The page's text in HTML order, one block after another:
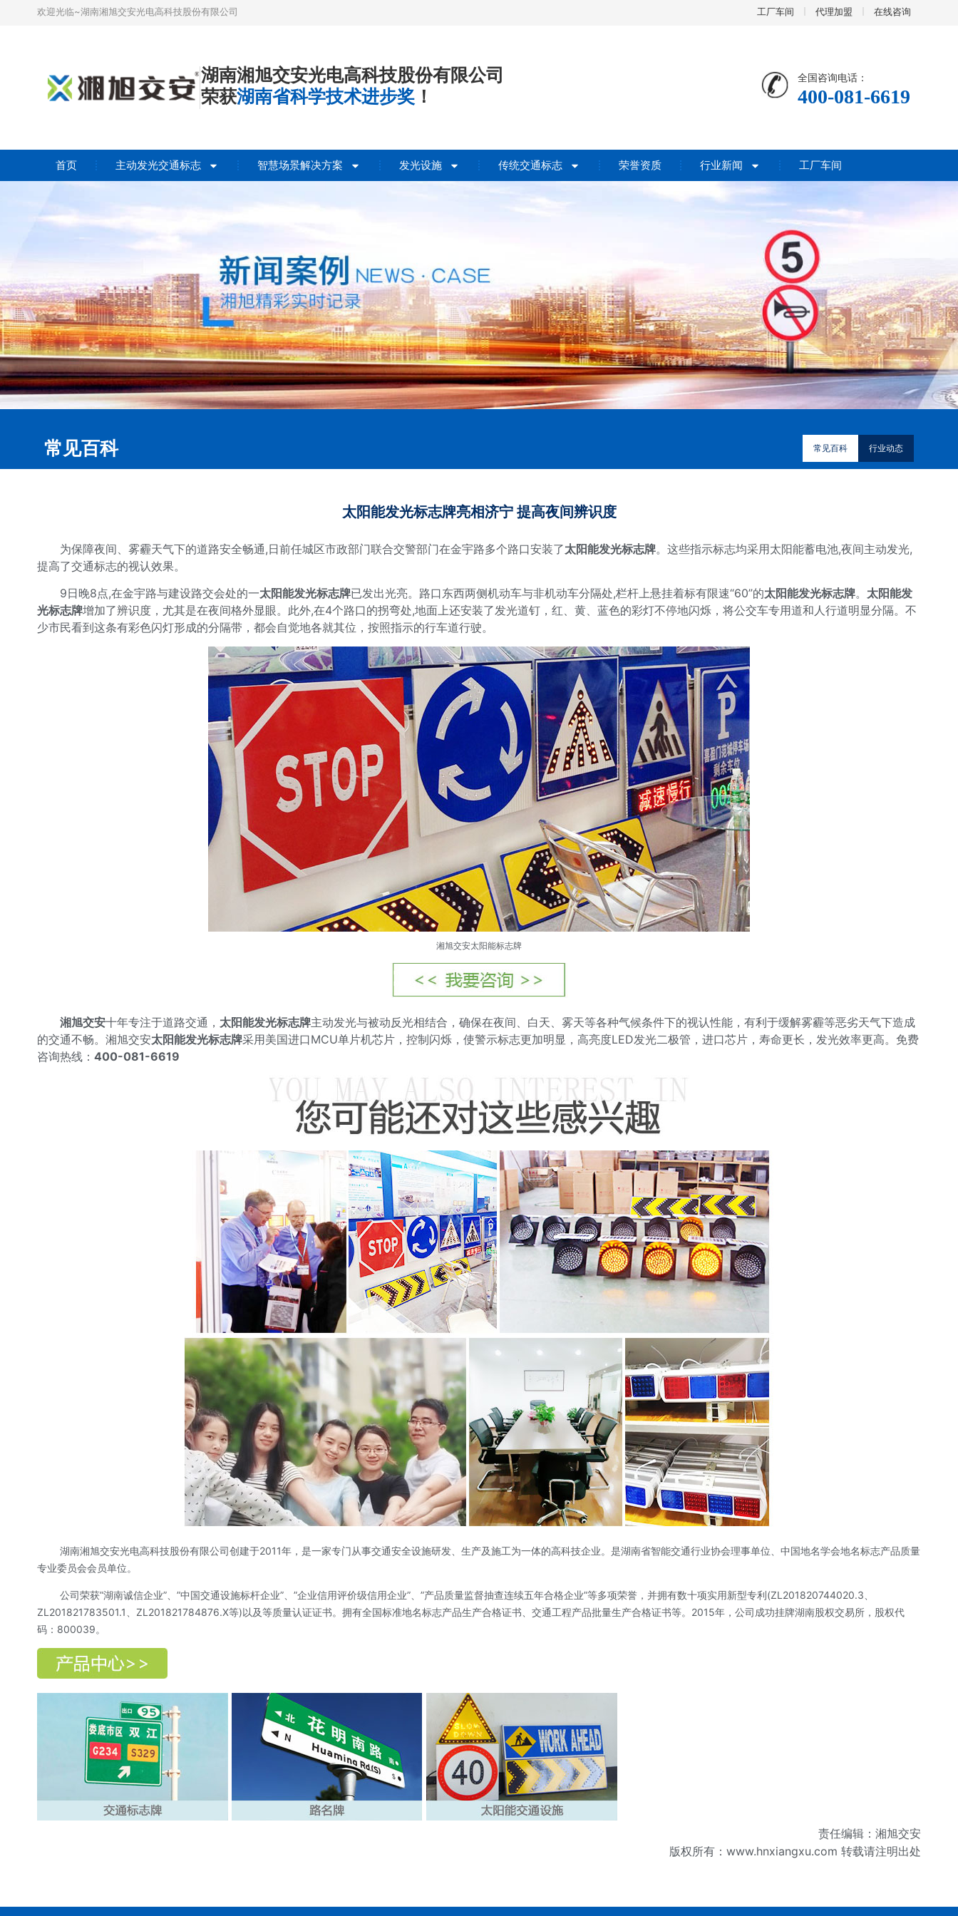
欢迎光临~湖南湘旭交安光电高科技股份有限公司 工厂车间 代理加盟 在线咨询
湖南湘旭交安光电高科技股份有限公司
荣获湖南省科学技术进步奖 ！
全国咨询电话：
400-081-6619
首页 主动发光交通标志 智慧场景解决方案 发光设施 传统交通标志 荣誉资质 行业新闻 工厂车间
常见百科 常见百科 行业动态
太阳能发光标志牌亮相济宁 提高夜间辨识度
为保障夜间、雾霾天气下的道路安全畅通,日前任城区市政部门联合交警部门在金宇路多个路口安装了太阳能发光标志牌。这些指示标志均采用太阳能蓄电池,夜间主动发光,
提高了交通标志的视认效果。
9日晚8点,在金宇路与建设路交会处的一太阳能发光标志牌已发出光亮。路口东西两侧机动车与非机动车分隔处,栏杆上悬挂着标有限速“60”的太阳能发光标志牌。 太阳能发
光标志牌增加了辨识度，尤其是在夜间格外显眼。此外,在4个路口的拐弯处,地面上还安装了发光道钉，红、黄、蓝色的彩灯不停地闪烁，将公交车专用道和人行道明显分隔。不
少市民看到这条有彩色闪灯形成的分隔带，都会自觉地各就其位，按照指示的行车道行驶。
湘旭交安太阳能标志牌
湘旭交安十年专注于道路交通， 太阳能发光标志牌主动发光与被动反光相结合，确保在夜间、白天、雾天等各种气候条件下的视认性能，有利于缓解雾霾等恶劣天气下造成
的交通不畅。湘旭交安太阳能发光标志牌采用美国进口MCU单片机芯片，控制闪烁，使警示标志更加明显，高亮度LED发光二极管，进口芯片，寿命更长，发光效率更高。免费
咨询热线： 400-081-6619
湖南湘旭交安光电高科技股份有限公司创建于2011年，是一家专门从事交通安全设施研发、生产及施工为一体的高科技企业。是湖南省智能交通行业协会理事单位、中国地名学会地名标志产品质量
专业委员会会员单位。
公司荣获”湖南诚信企业”、”中国交通设施标杆企业”、”企业信用评价级信用企业”、”产品质量监督抽查连续五年合格企业”等多项荣誉，并拥有数十项实用新型专利(ZL201820744020.3、
ZL201821783501.1、ZL201821784876.X等)以及等质量认证证书。拥有全国标准地名标志产品生产合格证书、交通工程产品批量生产合格证书等。2015年，公司成功挂牌湖南股权交易所，股权代
码：800039。
责任编辑：湘旭交安
版权所有： www.hnxiangxu.com 转载请注明出处